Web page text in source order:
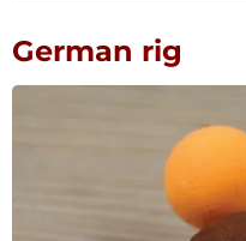
German rig